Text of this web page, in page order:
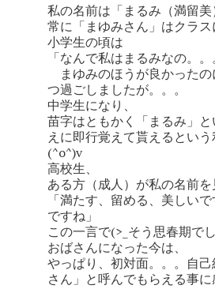
私の名前は「まるみ（満留美
常に「まゆみさん」はクラス
小学生の頃は
「なんで私はまるみなの。。
まゆみのほうが良かったの
つ過ごしましたが。。。
中学生になり、
苗字はともかく「まるみ」
えに即行覚えて貰えるという
(^o^)v
高校生、
ある方（成人）が私の名前を
「満たす、留める、美しい
ですね」
この一言で(>_そう思春期でし
おばさんになった今は、
やっぱり、初対面。。。自
さん」と呼んでもらえる事に